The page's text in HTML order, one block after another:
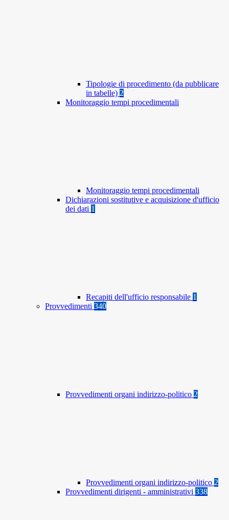
Tipologie di procedimento (da pubblicare
in tabelle) 2
Monitoraggio tempi procedimentali
Monitoraggio tempi procedimentali
Dichiarazioni sostitutive e acquisizione d'ufficio
dei dati 1
Recapiti dell'ufficio responsabile 1
Provvedimenti 340
Provvedimenti organi indirizzo-politico 2
Provvedimenti organi indirizzo-politico 2
Provvedimenti dirigenti - amministrativi 338